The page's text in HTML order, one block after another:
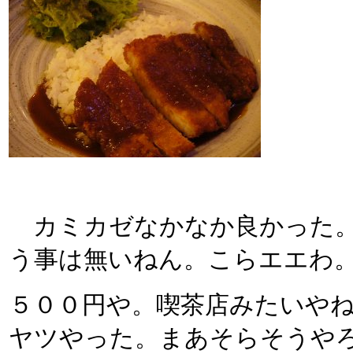
カミカゼなかなか良かった
う事は無いねん。こらエエわ
５００円や。喫茶店みたいや
ヤツやった。まあそらそうや